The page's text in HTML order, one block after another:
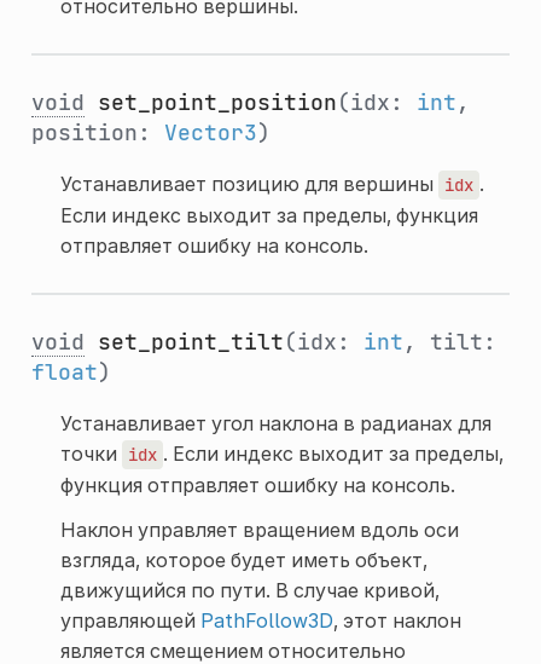
относительно вершины.
void set_point_position(idx: int,
position: Vector3)
Устанавливает позицию для вершины idx .
Если индекс выходит за пределы, функция
отправляет ошибку на консоль.
void set_point_tilt(idx: int, tilt:
float)
Устанавливает угол наклона в радианах для
точки
idx . Если индекс выходит за пределы,
функция отправляет ошибку на консоль.
Наклон управляет вращением вдоль оси
взгляда, которое будет иметь объект,
движущийся по пути. В случае кривой,
управляющей PathFollow3D, этот наклон
является смещением относительно